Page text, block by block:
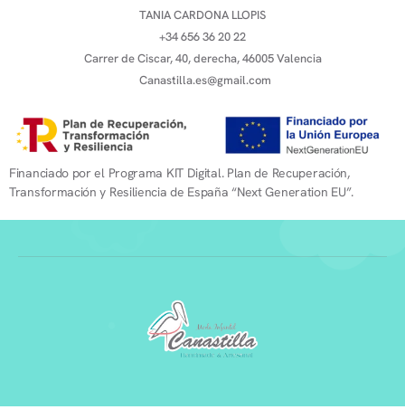
TANIA CARDONA LLOPIS
+34 656 36 20 22
Carrer de Ciscar, 40, derecha, 46005 Valencia
Canastilla.es@gmail.com
Financiado por el Programa KIT Digital. Plan de Recuperación,
Transformación y Resiliencia de España “Next Generation EU”.